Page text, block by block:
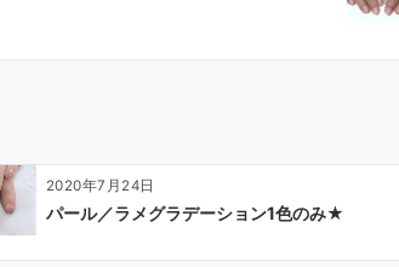
2020年7月24日
パール／ラメグラデーション1色のみ★